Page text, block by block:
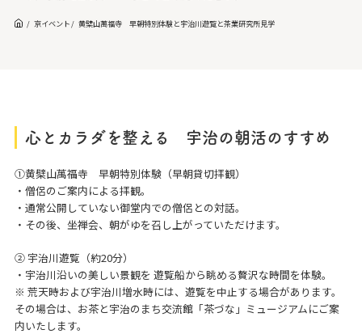
京イベント 黄檗山萬福寺 早朝特別体験と宇治川遊覧と茶業研究所見学
心とカラダを整える 宇治の朝活のすすめ
①黄檗山萬福寺 早朝特別体験（早朝貸切拝観）
・僧侶のご案内による拝観。
・通常公開していない御堂内での僧侶との対話。
・その後、坐禅会、朝がゆを召し上がっていただけます。
② 宇治川遊覧（約20分）
・宇治川沿いの美しい景観を 遊覧船から眺める贅沢な時間を体験。
※ 荒天時および宇治川増水時には、遊覧を中止する場合があります。
その場合は、お茶と宇治のまち交流館「茶づな」ミュージアムにご案
内いたします。